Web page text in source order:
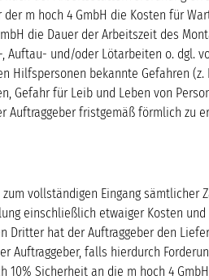
m hoch 4 GmbH die Kosten für
die Dauer der Arbeitszeit des
und/oder Lötarbeiten o. dgl.
bekannte Gefahren
für Leib und Leben von
fristgemäß förmlich zu
vollständigen Eingang sämtlicher
einschließlich etwaiger Kosten
Dritter hat der Auftraggeber den
falls hierdurch
Sicherheit an die m hoch 4